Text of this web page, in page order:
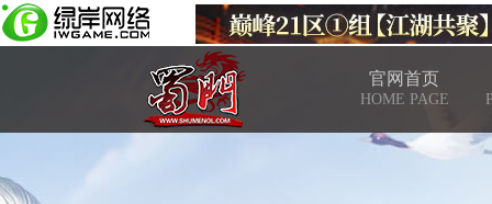
官网首页
HOME PAGE